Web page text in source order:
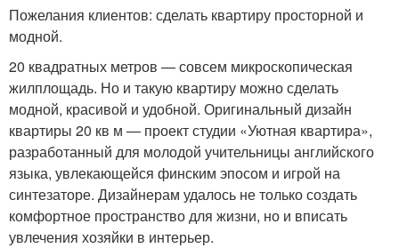
Пожелания клиентов: сделать квартиру просторной и
модной.
20 квадратных метров — совсем микроскопическая
жилплощадь. Но и такую квартиру можно сделать
модной, красивой и удобной. Оригинальный дизайн
квартиры 20 кв м — проект студии «Уютная квартира»,
разработанный для молодой учительницы английского
языка, увлекающейся финским эпосом и игрой на
синтезаторе. Дизайнерам удалось не только создать
комфортное пространство для жизни, но и вписать
увлечения хозяйки в интерьер.